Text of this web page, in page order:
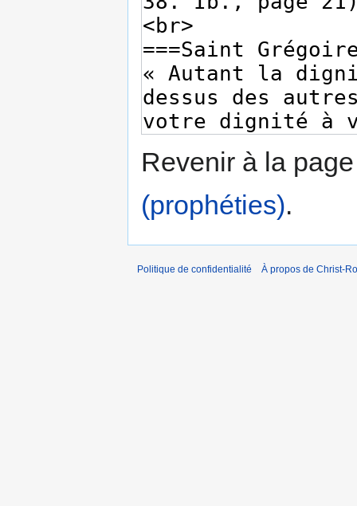
Revenir à la
(prophéties).
Politique de confidentialité À propos de Christ-